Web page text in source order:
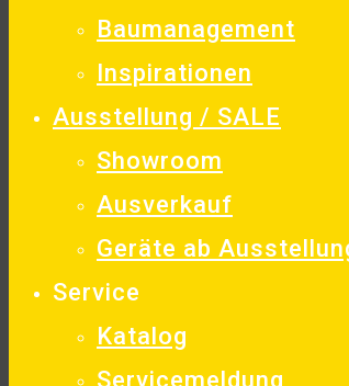
Baumanagement
Inspirationen
Ausstellung / SALE
Showroom
Ausverkauf
Geräte ab
Service
Katalog
Servicemeldung